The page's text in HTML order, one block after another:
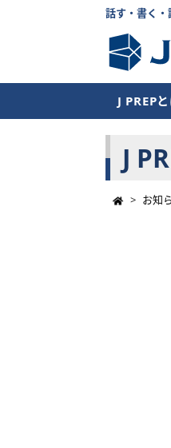
話す・書く
J PREP
J
> お知